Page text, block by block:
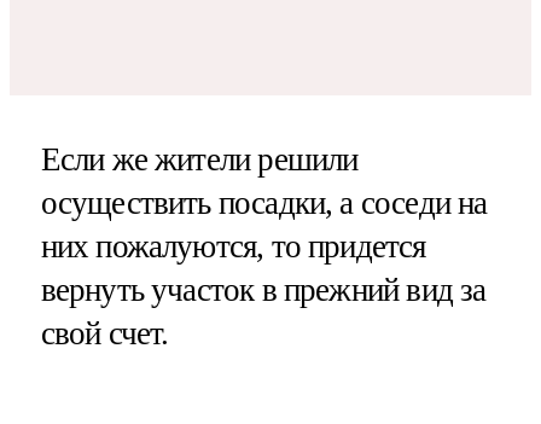
Если же жители решили
осуществить посадки, а соседи на
них пожалуются, то придется
вернуть участок в прежний вид за
свой счет.